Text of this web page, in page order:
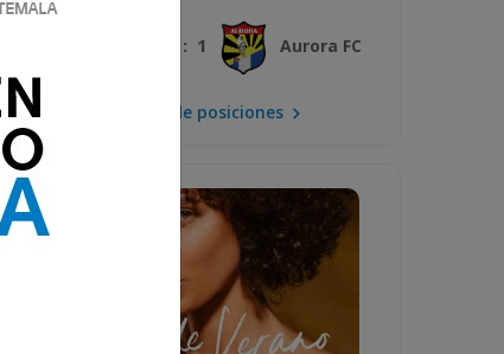
3 : 1 Aurora FC
Mira la tabla de posiciones